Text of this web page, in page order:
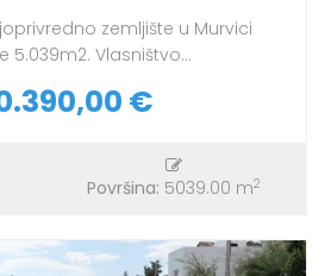
zemljište u Murvici
5.039m2. Vlasništvo...
€
Površina: 5039.00 m2